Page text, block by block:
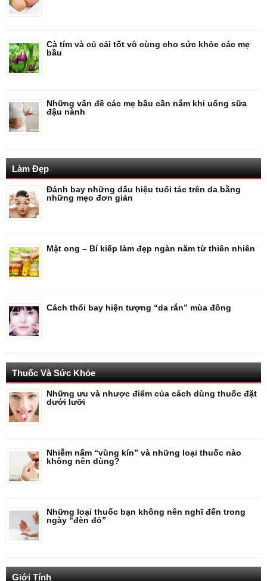
Cà tím và củ cải tốt vô cùng cho sức khỏe các mẹ
bầu
Những vấn đề các mẹ bầu cần nắm khi uống sữa
đậu nành
Làm Đẹp
Đánh bay những dấu hiệu tuổi tác trên da bằng
những mẹo đơn giản
Mật ong – Bí kiếp làm đẹp ngàn năm từ thiên nhiên
Cách thổi bay hiện tượng “da rắn” mùa đông
Thuốc Và Sức Khỏe
Những ưu và nhược điểm của cách dùng thuốc đặt
dưới lưỡi
Nhiễm nấm “vùng kín” và những loại thuốc nào
không nên dùng?
Những loại thuốc bạn không nên nghĩ đến trong
ngày “đèn đỏ”
Giới Tính